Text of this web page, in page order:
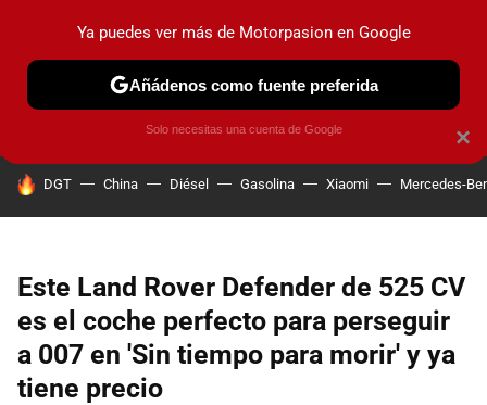
PRUEBAS COCHES ELÉCTRICOS OBSERVATORIO
HOY SE HABLA DE
DGT China Diésel Gasolina Xiaomi Mercedes-
Este Land Rover Defender de 525 CV
es el coche perfecto para perseguir
a 007 en 'Sin tiempo para morir' y ya
tiene precio
×
Ya puedes ver más de Motorpasion en Google
Añádenos como fuente preferida
Solo necesitas una cuenta de Google